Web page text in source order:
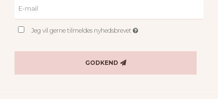
Jeg vil gerne tilmeldes nyhedsbrevet
GODKEND